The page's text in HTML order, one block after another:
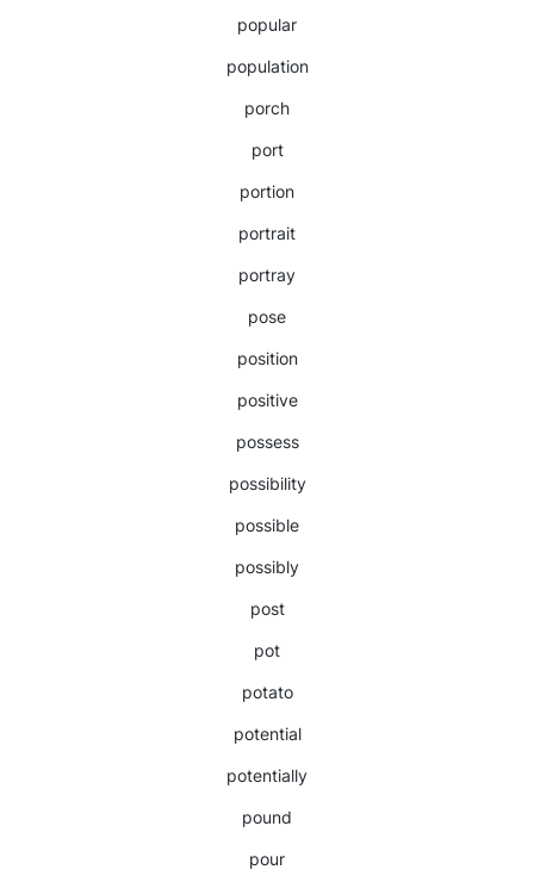
popular
population
porch
port
portion
portrait
portray
pose
position
positive
possess
possibility
possible
possibly
post
pot
potato
potential
potentially
pound
pour